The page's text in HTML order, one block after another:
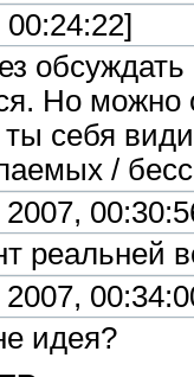
Но можно
себя
/
реальней
идея?